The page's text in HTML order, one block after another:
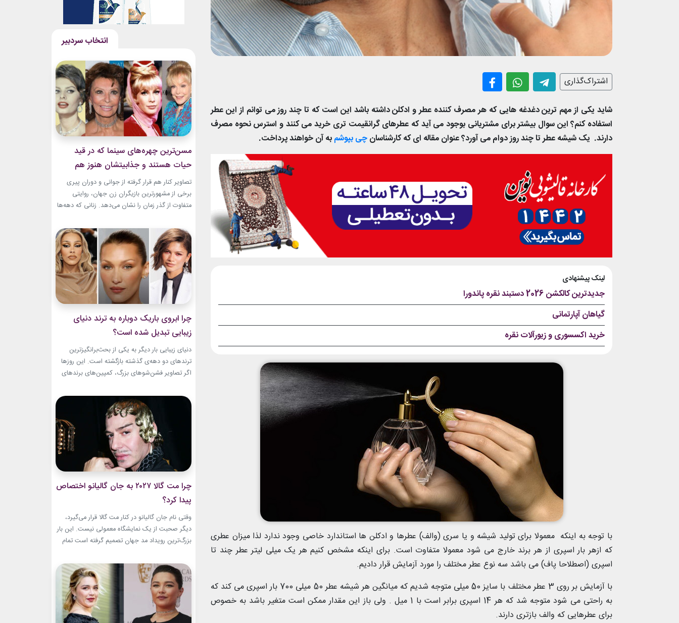
اشتراک‌گذاری
شاید یکی از مهم ترین دغدغه هایی که هر مصرف کننده عطر و ادکلن داشته باشد این است که تا چند روز می توانم از این عطر
استفاده کنم؟ این سوال بیشتر برای مشتریانی بوجود می آید که عطرهای گرانقیمت تری خرید می کنند و استرس نحوه مصرف
دارند. یک شیشه عطر تا چند روز دوام می آورد؟ عنوان مقاله ای که کارشناسانچی بپوشمبه آن خواهند پرداخت.
لینک پیشنهادی
جدیدترین کالکشن 2026 دستبند نقره پاندورا
گیاهان آپارتمانی
خرید اکسسوری و زیورآلات نقره
با توجه به اینکه معمولا برای تولید شیشه و یا سری (والف) عطرها و ادکلن ها استاندارد خاصی وجود ندارد لذا میزان عطری
که ازهر بار اسپری از هر برند خارج می شود معمولا متفاوت است. برای اینکه مشخص کنیم هر یک میلی لیتر عطر چند تا
اسپری (اصطلاحا پاف) می باشد سه نوع عطر مختلف را مورد آزمایش قرار دادیم.
با آزمایش بر روی 3 عطر مختلف با سایز 50 میلی متوجه شدیم که میانگین هر شیشه عطر 50 میلی 700 بار اسپری می کند که
به راحتی می شود متوجه شد که هر 14 اسپری برابر است با 1 میل . ولی باز این مقدار ممکن است متغیر باشد به خصوص
برای عطرهایی که والف بازتری دارند.
مسن‌ترین چهره‌های سینما که در قید
حیات هستند و جذابیتشان هنوز هم
باقیست!
تصاویر کنار هم قرار گرفته از جوانی و دوران پیری
برخی از مشهورترین بازیگران زن جهان، روایتی
متفاوت از گذر زمان را نشان می‌دهد. زنانی که دهه‌ها
و میراث هنری خود الهام‌بخش هستند. بازیگران زن
مسن سینما ثابت کرده‌اند که جذابیت واقعی تنها به
سال‌های جوانی محدود...
چرا ابروی باریک دوباره به ترند دنیای
زیبایی تبدیل شده است؟
دنیای زیبایی بار دیگر به یکی از بحث‌برانگیزترین
ترندهای دو دهه‌ی گذشته بازگشته است. این روزها
اگر تصاویر فشن‌شوهای بزرگ، کمپین‌های برندهای
حضور ابروی باریک مدرن را به‌وضوح خواهید دید. با
این حال، این بازگشت شباهت چندانی به ابروهای
بسیار نازک دهه ۱۹۹۰ و اوایل دهه...
چرا مت گالا ۲۰۲۷ به جان گالیانو اختصاص
پیدا کرد؟
وقتی نام جان گالیانو در کنار مت گالا قرار می‌گیرد،
دیگر صحبت از یک نمایشگاه معمولی نیست. این بار
بزرگ‌ترین رویداد مد جهان تصمیم گرفته است تمام
طراحان تاریخ را به تصویر بکشد. نمایشگاه John
Galliano: Horizons که با عنوان «افق‌های جان
گالیانو» شناخته می‌شود، فقط مرور لباس‌های...